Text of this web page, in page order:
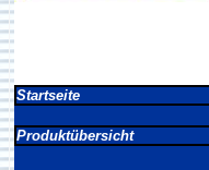
Startseite
Produktübersicht